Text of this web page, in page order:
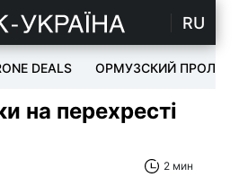
RU
DEALS ОРМУЗСКИЙ ПРОЛИВ
на перехресті
2 мин